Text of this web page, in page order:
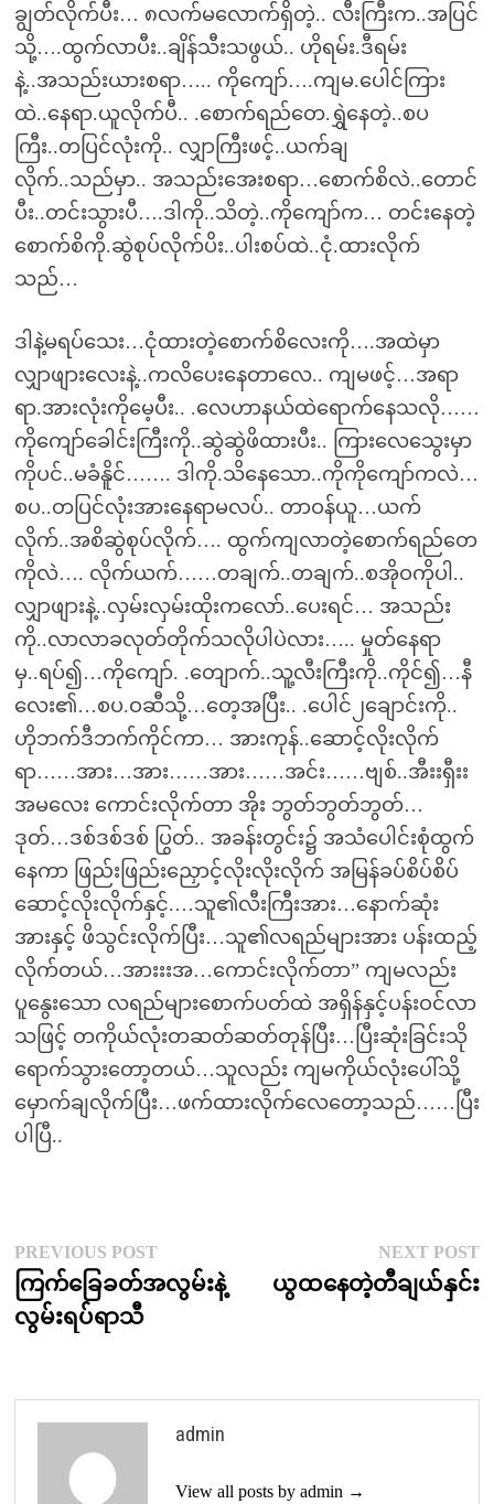
ချွတ်လိုက်ပီး… ၈လက်မလောက်ရှိတဲ့.. လီးကြီးက..အပြင်
သို့….ထွက်လာပီး..ချိန်သီးသဖွယ်.. ဟိုရမ်း.ဒီရမ်း
နဲ့..အသည်းယားစရာ….. ကိုကျော်….ကျမ.ပေါင်ကြား
ထဲ..နေရာ.ယူလိုက်ပီ.. .စောက်ရည်တေ.ရွှဲနေတဲ့..စပ
ကြီး..တပြင်လုံးကို.. လျှာကြီးဖင့်..ယက်ချ
လိုက်..သည်မှာ.. အသည်းအေးစရာ…စောက်စိလဲ..တောင်
ပီး..တင်းသွားပီ….ဒါကို..သိတဲ့..ကိုကျော်က… တင်းနေတဲ့
စောက်စိကို.ဆွဲစုပ်လိုက်ပိး..ပါးစပ်ထဲ..ငုံ.ထားလိုက်
သည်…
ဒါနဲ့မရပ်သေး…ငုံထားတဲ့စောက်စိလေးကို….အထဲမှာ
လျှာဖျားလေးနဲ့..ကလိပေးနေတာလေ.. ကျမဖင့်…အရာ
ရာ.အားလုံးကိုမေ့ပီး.. .လေဟာနယ်ထဲရောက်နေသလို……
ကိုကျော်ခေါင်းကြီးကို..ဆွဲဆွဲဖိထားပီး.. ကြားလေသွေးမှာ
ကိုပင်..မခံနိူင်……. ဒါကို.သိနေသော..ကိုကိုကျော်ကလဲ…
စပ..တပြင်လုံးအားနေရာမလပ်.. တာဝန်ယူ…ယက်
လိုက်..အစိဆွဲစုပ်လိုက်…. ထွက်ကျလာတဲ့စောက်ရည်တေ
ကိုလဲ…. လိုက်ယက်……တချက်..တချက်..စအိုဝကိုပါ..
လျှာဖျားနဲ့..လှမ်းလှမ်းထိုးကလော်..ပေးရင်… အသည်း
ကို..လာလာခလုတ်တိုက်သလိုပါပဲလား….. မှုတ်နေရာ
မှ..ရပ်၍…ကိုကျော်. .တျောက်..သူ့လီးကြီးကို..ကိုင်၍…နီ
လေး၏…စပ.ဝဆီသို့…တေ့အပြီး.. .ပေါင်၂ချောင်းကို..
ဟိုဘက်ဒီဘက်ကိုင်ကာ… အားကုန်..ဆောင့်လိုးလိုက်
ရာ……အား…အား……အား……အင်း……ဗျစ်..အီးးရှီးး
အမလေး ကောင်းလိုက်တာ အိုး ဘွတ်ဘွတ်ဘွတ်…
ဒုတ်…ဒစ်ဒစ်ဒစ် ပြွတ်.. အခန်းတွင်း၌ အသံပေါင်းစုံထွက်
နေကာ ဖြည်းဖြည်းညှောင့်လိုးလိုးလိုက် အမြန်ခပ်စိပ်စိပ်
ဆောင့်လိုးလိုက်နှင့်.…သူ၏လီးကြီးအား…နောက်ဆုံး
အားနှင့် ဖိသွင်းလိုက်ပြီး…သူ၏လရည်များအား ပန်းထည့်
လိုက်တယ်…အားးးအ…ကောင်းလိုက်တာ” ကျမလည်း
ပူနွေးသော လရည်များစောက်ပတ်ထဲ အရှိန်နှင့်ပန်းဝင်လာ
သဖြင့် တကိုယ်လုံးတဆတ်ဆတ်တုန်ပြီး…ပြီးဆုံးခြင်းသို
ရောက်သွားတော့တယ်…သူလည်း ကျမကိုယ်လုံးပေါ်သို့
မှောက်ချလိုက်ပြီး…ဖက်ထားလိုက်လေတော့သည်……ပြီး
ပါပြီ..
Post
navigation
PREVIOUS POSTPrevious
post:
ကြက်ခြေခတ်အလွမ်းနဲ့
လွမ်းရပ်ရာသီ
NEXT POST
ယွထနေတဲ့တီချယ်နှင်း
admin
View all posts by admin →